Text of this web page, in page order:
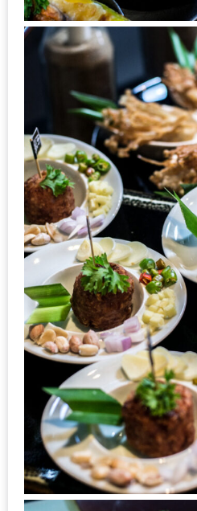
200
บาท
ดี
วงใน
แจก
ฟรี
LINE
GIFTCODE!
ลายแทง
ความ
อร่อย
ทั่ว
เชียงใหม่
ลุ้น
บัตร
รับ
ประทาน
บุฟเฟ่ต์